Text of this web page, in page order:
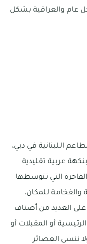
عام والعراقية بشكل
اللبنانية في دبي،
عربية تقليدية
التي تتوسطها
للمكان،
على العديد من أصناف
أو المقبلات أو
ننسى العصائر